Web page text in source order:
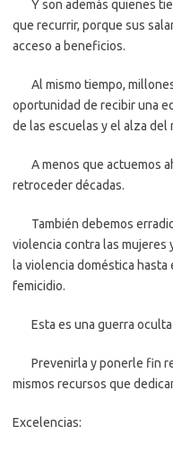
Y son además quienes
que recurrir, porque sus
acceso a beneficios.
Al mismo tiempo,
oportunidad de recibir una
de las escuelas y el alza del
A menos que actuemos
retroceder décadas.
También debemos
violencia contra las mujeres
la violencia doméstica hasta
femicidio.
Esta es una guerra oculta
Prevenirla y ponerle fin
mismos recursos que
Excelencias: